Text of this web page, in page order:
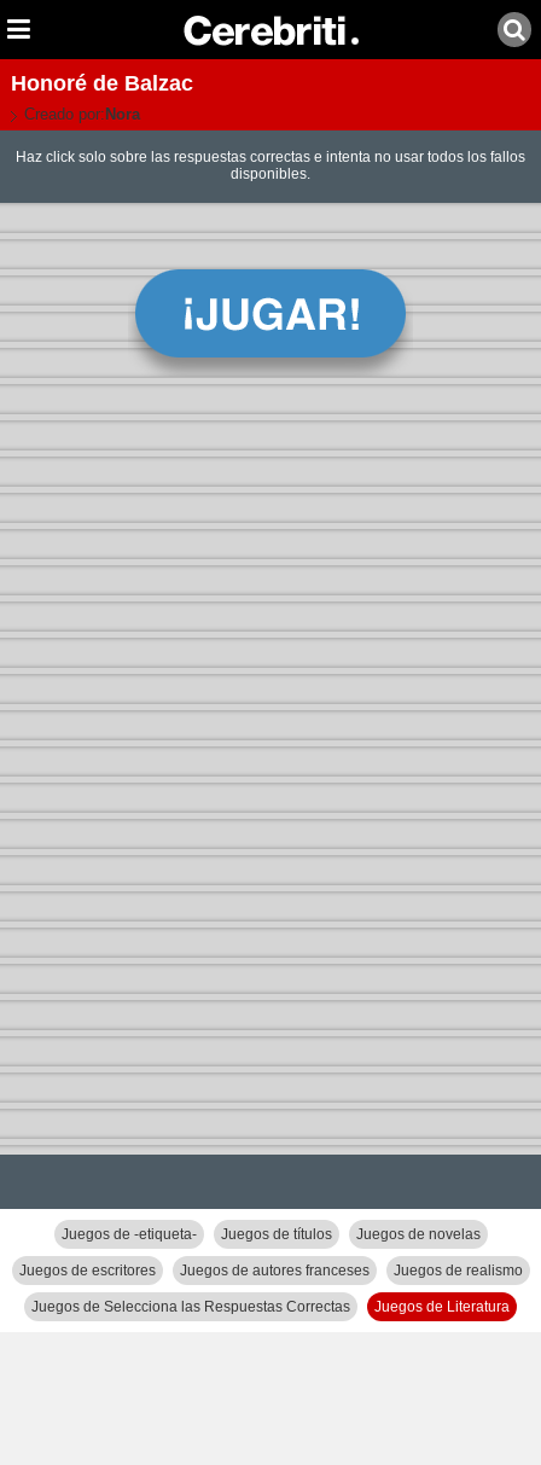
Honoré de Balzac
Creado por: Nora
Haz click solo sobre las respuestas correctas e intenta no usar todos los fallos
disponibles.
Juegos de -etiqueta- Juegos de títulos Juegos de novelas
Juegos de escritores Juegos de autores franceses Juegos de realismo
Juegos de Selecciona las Respuestas Correctas Juegos de Literatura